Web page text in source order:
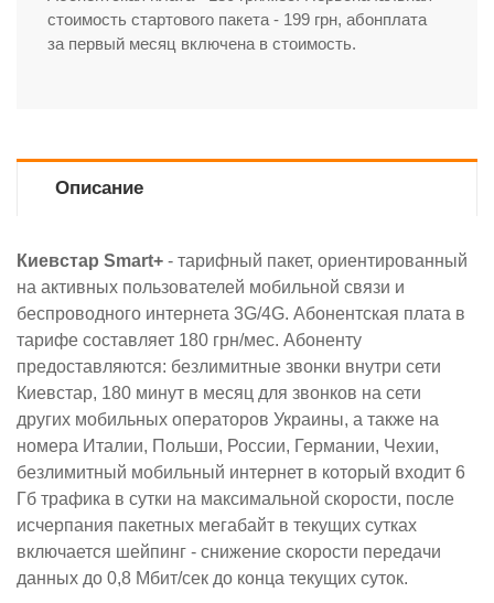
стоимость стартового пакета - 199 грн, абонплата
за первый месяц включена в стоимость.
Описание
Киевстар Smart+ - тарифный пакет, ориентированный
на активных пользователей мобильной связи и
беспроводного интернета 3G/4G. Абонентская плата в
тарифе составляет 180 грн/мес. Абоненту
предоставляются: безлимитные звонки внутри сети
Киевстар, 180 минут в месяц для звонков на сети
других мобильных операторов Украины, а также на
номера Италии, Польши, России, Германии, Чехии,
безлимитный мобильный интернет в который входит 6
Гб трафика в сутки на максимальной скорости, после
исчерпания пакетных мегабайт в текущих сутках
включается шейпинг - снижение скорости передачи
данных до 0,8 Мбит/сек до конца текущих суток.